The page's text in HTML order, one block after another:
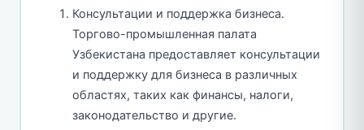
Консультации и поддержка бизнеса.
Торгово-промышленная палата
Узбекистана предоставляет консультации
и поддержку для бизнеса в различных
областях, таких как финансы, налоги,
законодательство и другие.